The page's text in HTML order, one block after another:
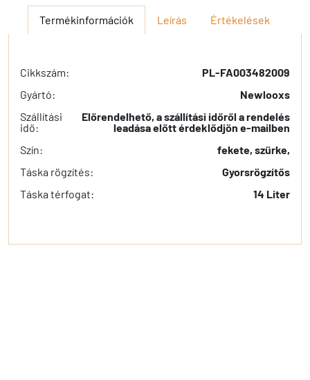
Termékinformációk Leírás Értékelések
Cikkszám:
PL-FA003482009
Gyártó:
Newlooxs
Szállítási
idő:
Előrendelhető, a szállítási időről a rendelés
leadása előtt érdeklődjön e-mailben
Szín:
fekete, szürke,
Táska rögzítés:
Gyorsrögzítős
Táska térfogat:
14 Liter